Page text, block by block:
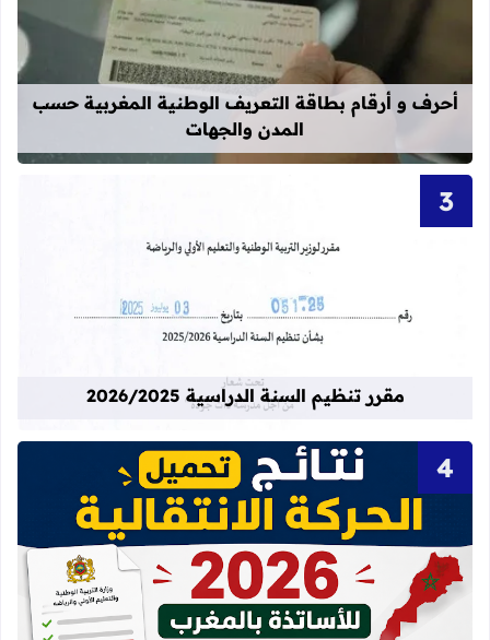
قراءة المزيد عن أحرف و أرقام
أحرف و أرقام بطاقة التعريف الوطنية المغربية حسب
المدن والجهات
قراءة المزيد عن مقرر تنظيم السنة الدراسية
مقرر تنظيم السنة الدراسية 2026/2025
قراءة المزيد عن نتائج الحركة